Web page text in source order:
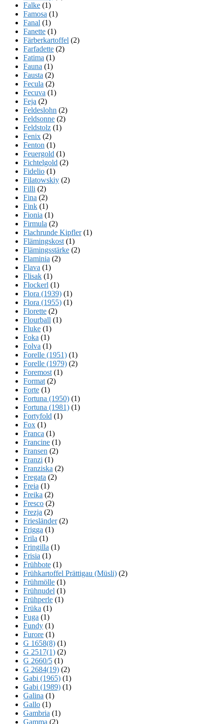
Falke (1)
Famosa (1)
Fanal (1)
Fanette (1)
Färberkartoffel (2)
Farfadette (2)
Fatima (1)
Fauna (1)
Fausta (2)
Fecula (2)
Fecuva (1)
Feja (2)
Feldeslohn (2)
Feldsonne (2)
Feldstolz (1)
Fenix (2)
Fenton (1)
Feuergold (1)
Fichtelgold (2)
Fidelio (1)
Filatowskiy (2)
Filli (2)
Fina (2)
Fink (1)
Fionia (1)
Firmula (2)
Flachrunde Kipfler(1)
Flämingskost (1)
Flämingsstärke (2)
Flaminia (2)
Flava (1)
Flisak (1)
Flockerl (1)
Flora (1939) (1)
Flora (1955) (1)
Florette (2)
Flourball (1)
Fluke (1)
Foka (1)
Folva (1)
Forelle (1951) (1)
Forelle (1979) (2)
Foremost (1)
Format (2)
Forte (1)
Fortuna (1950) (1)
Fortuna (1981) (1)
Fortyfold (1)
Fox (1)
Franca (1)
Francine (1)
Fransen (2)
Franzi (1)
Franziska (2)
Fregata (2)
Freia (1)
Freika (2)
Fresco (2)
Frezja (2)
Friesländer(2)
Frigga (1)
Frila (1)
Fringilla (1)
Frisia (1)
Frühbote (1)
Frühkartoffel Prättigau (Müsli) (2)
Frühmölle (1)
Frühnudel (1)
Frühperle (1)
Früka (1)
Fuga (1)
Fundy (1)
Furore (1)
G 1658(8) (1)
G 2517(1) (2)
G 2660/5 (1)
G 2684(19) (2)
Gabi (1965) (1)
Gabi (1989) (1)
Galina (1)
Gallo (1)
Gambria (1)
Gamma (2)